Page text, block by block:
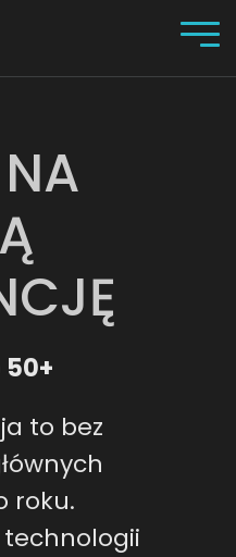
to bez
roku.
technologii